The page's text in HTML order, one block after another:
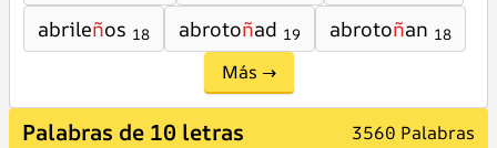
abrileños 18 abrotoñad 19 abrotoñan 18
Más →
Palabras de 10 letras 3560 Palabras